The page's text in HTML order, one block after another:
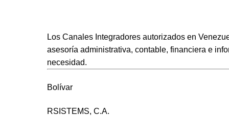
Los Canales Integradores autorizadosen
asesoría administrativa, contable, financiera e
necesidad.
Bolívar
RSISTEMS, C.A.